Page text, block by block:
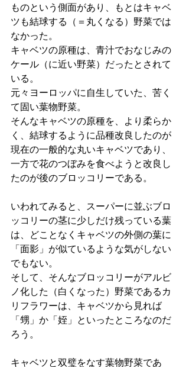
ものという側面があり、もとはキャベ
ツも結球する（＝丸くなる）野菜では
なかった。
キャベツの原種は、青汁でおなじみの
ケール（に近い野菜）だったとされて
いる。
元々ヨーロッパに自生していた、苦く
て固い葉物野菜。
そんなキャベツの原種を、より柔らか
く、結球するように品種改良したのが
現在の一般的な丸いキャベツであり、
一方で花のつぼみを食べようと改良し
たのが後のブロッコリーである。
いわれてみると、スーパーに並ぶブロ
ッコリーの茎に少しだけ残っている葉
は、どことなくキャベツの外側の葉に
「面影」が似ているような気がしない
でもない。
そして、そんなブロッコリーがアルビ
ノ化した（白くなった）野菜であるカ
リフラワーは、キャベツから見れば
「甥」か「姪」といったところなのだ
ろう。
キャベツと双璧をなす葉物野菜であ